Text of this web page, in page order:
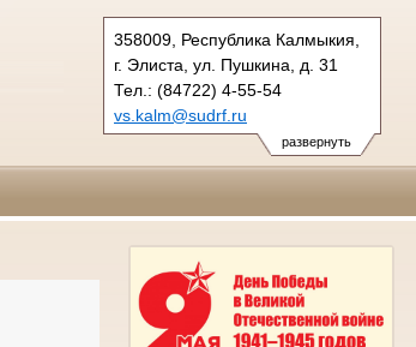
развернуть
358009, Республика Калмыкия,
г. Элиста, ул. Пушкина, д. 31
Тел.: (84722) 4-55-54
vs.kalm@sudrf.ru